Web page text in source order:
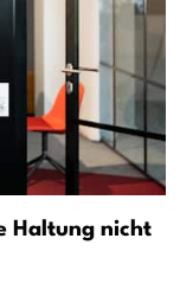
Haltung nicht